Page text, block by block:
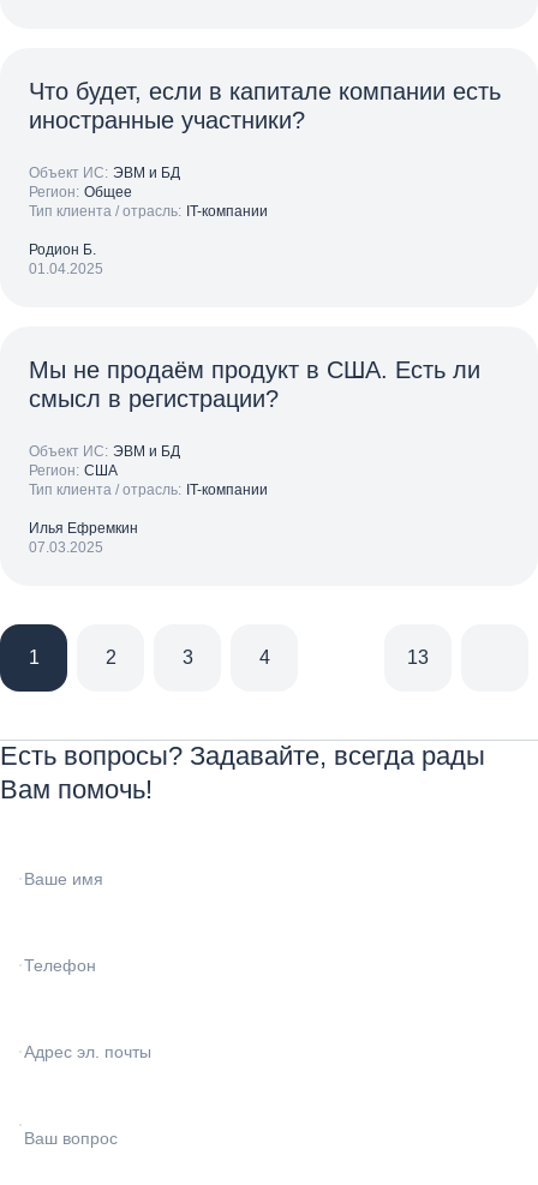
Что будет, если в капитале компании есть
иностранные участники?
Объект ИС: ЭВМ и БД
Регион: Общее
Тип клиента / отрасль: IT-компании
Родион Б.
01.04.2025
Мы не продаём продукт в США. Есть ли
смысл в регистрации?
Объект ИС: ЭВМ и БД
Регион: США
Тип клиента / отрасль: IT-компании
Илья Ефремкин
07.03.2025
1 2 3 4 13
Есть вопросы? Задавайте, всегда рады
Вам помочь!